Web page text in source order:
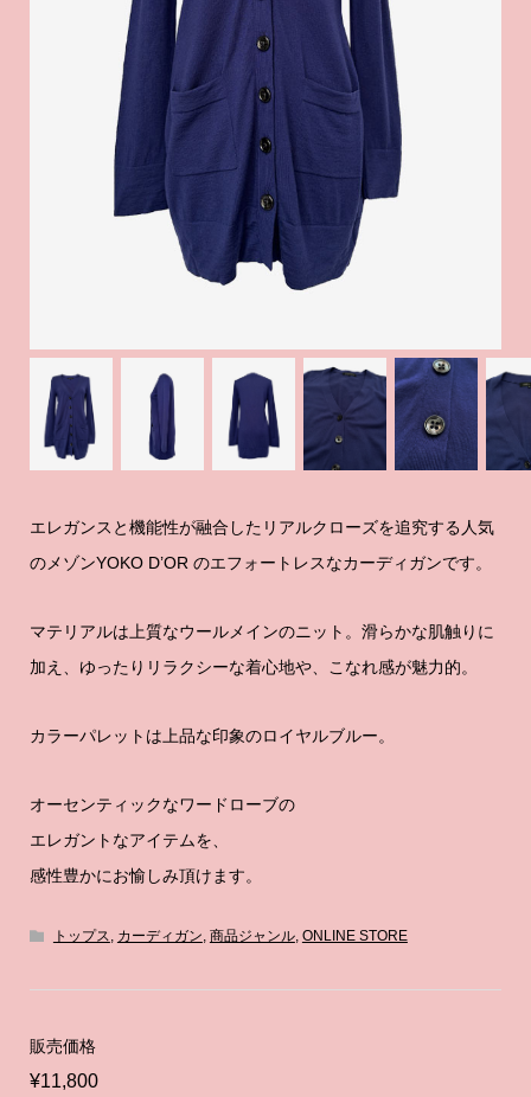
エレガンスと機能性が融合したリアルクローズを追究する人気
のメゾンYOKO D’OR のエフォートレスなカーディガンです。
マテリアルは上質なウールメインのニット。滑らかな肌触りに
加え、ゆったりリラクシーな着心地や、こなれ感が魅力的。
カラーパレットは上品な印象のロイヤルブルー。
オーセンティックなワードローブの
エレガントなアイテムを、
感性豊かにお愉しみ頂けます。
トップス カーディガン 商品ジャンル, ONLINE STORE
販売価格
¥11,800